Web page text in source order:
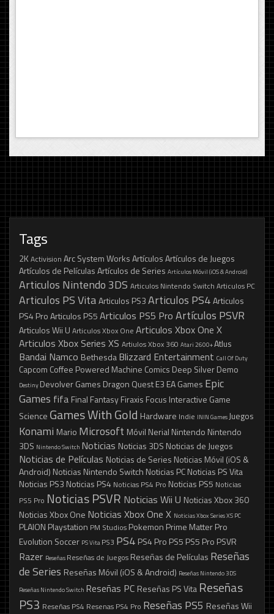
Tags
2K Activision Arc System WorksArtículosArtículos de Juegos
Artículos de PelículasArtículos de Series Artículos Móvil (iOS & Android)
Articulos Nintendo 3DS Articulos Nintendo Switch Articulos PC
Articulos PS VitaArticulos PS3Articulos PS4Articulos
PS4 ProArticulos PS5Articulos PS5 Pro Artículos PSVR
Articulos Wii U Articulos Xbox One Articulos Xbox One X
Articulos Xbox Series XS Artiulos Xbox 360 Atari 2600+Atlus
Bandai Namco BethesdaBlizzard Entertainment Call Of Duty
Capcom Coffee Powered Machine Comics Deep SilverDemo
Destiny Devolver Games Dragon QuestE3 EA Games Epic
Games fifa Final FantasyFiraxis Focus Interactive Game
Science Games With Gold Hardware Indie ININ Games Juegos
Konami Mario Microsoft Móvil Nerial Nintendo Nintendo
3DS Nintendo Switch Noticias Noticias 3DS Noticias de Juegos
Noticias de Películas Noticias de Series Noticias Móvil (iOS &
Android) Noticias Nintendo Switch Noticias PCNoticias PS Vita
Noticias PS3 Noticias PS4 Noticias PS4 Pro Noticias PS5 Noticias
PS5 Pro Noticias PSVR Noticias Wii U Noticias Xbox 360
Noticias Xbox One Noticias Xbox One X Noticias Xbox Series XS PC
PLAION Playstation PM Studios Pokemon Prime MatterPro
Evolution Soccer PS Vita PS3 PS4 PS4 Pro PS5 PS5 Pro PSVR
Razer Reseñas Reseñas de Juegos Reseñas de Películas Reseñas
de Series Reseñas Móvil (iOS & Android) Reseñas Nintendo 3DS
Reseñas Nintendo Switch Reseñas PC Reseñas PS Vita Reseñas
PS3 Reseñas PS4 Resenas PS4 Pro Reseñas PS5 Reseñas Wii